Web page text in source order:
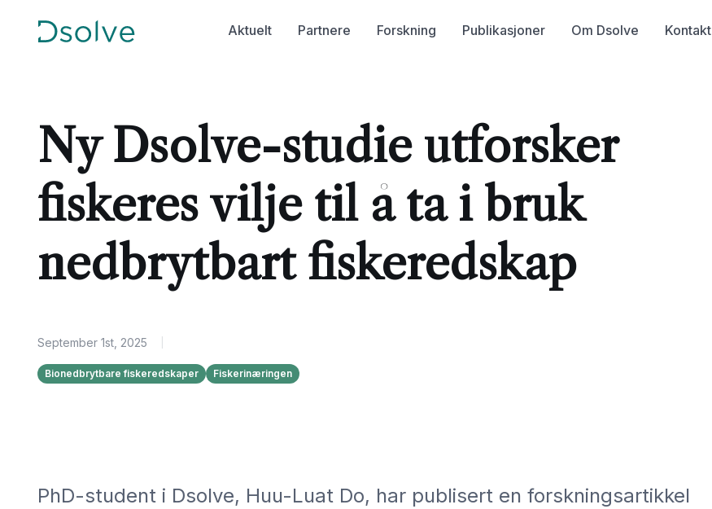
Aktuelt Partnere Forskning Publikasjoner Om Dsolve Kontakt
Ny Dsolve-studie utforsker
fiskeres vilje til å ta i bruk
nedbrytbart fiskeredskap
September 1st, 2025
Bionedbrytbare fiskeredskaper Fiskerinæringen
PhD-student i Dsolve, Huu-Luat Do, har publisert en forskningsartikkel